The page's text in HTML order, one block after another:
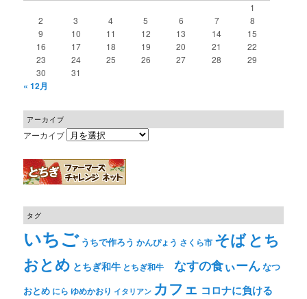
1
2
3 4 5 6 7
8
9
10 11 12 13 14
15
16
17 18 19 20 21
22
23
24 25 26 27 28
29
30
31
« 12月
アーカイブ
アーカイブ
タグ
いちご うちで作ろう かんぴょう さくら市 そばとち
おとめ とちぎ和牛 とちぎ和牛 なすの食ぃーんなつ
おとめ にら ゆめかおり イタリアン カフェ コロナに負ける